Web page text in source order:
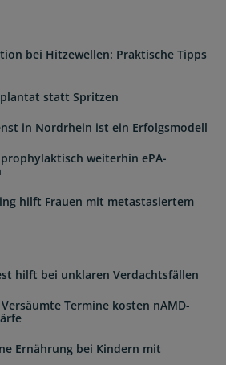
bei Hitzewellen: Praktische Tipps
statt Spritzen
in Nordrhein ist ein Erfolgsmodell
weiterhin ePA-
hilft Frauen mit metastasiertem
hilft bei unklaren Verdachtsfällen
Termine kosten nAMD-
Ernährung bei Kindern mit